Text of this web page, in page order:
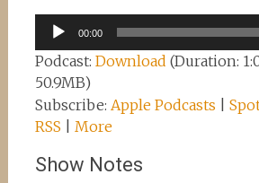
Audio
Player
00:00
Podcast: Download (Duration:
50.9MB)
Subscribe: Apple Podcasts
RSS
More
Show Notes